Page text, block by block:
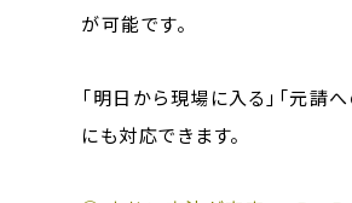
が可能です。
「明日から現場に入る」「元請
にも対応できます。